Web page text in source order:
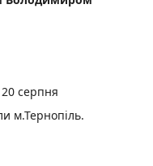
серпня
м.Тернопіль.